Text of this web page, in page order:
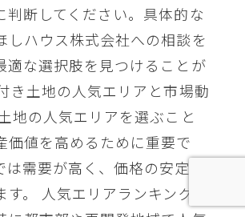
判断してください。具体的な
しハウス株式会社への相談を
適な選択肢を見つけることが
き土地の人気エリアと市場動
地の人気エリアを選ぶこと
価値を高めるために重要で
需要が高く、価格の安定や
す。 人気エリアランキング 古